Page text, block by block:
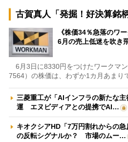
古賀真人「発掘！好決算銘柄
《株価34％急落のワ
6月の売上低迷を吹き
6月3日に8330円をつけたワークマン
7564）の株価は、わずか1カ月あまり
三菱重工が「AIインフラの新たな
運 エヌビディアとの提携でAI…
キオクシアHD「7万円割れからの
の反転シグナルか？ 市場のムー…